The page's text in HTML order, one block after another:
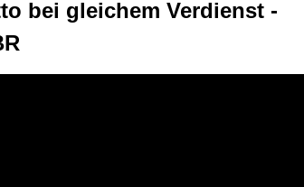
bei gleichem Verdienst -